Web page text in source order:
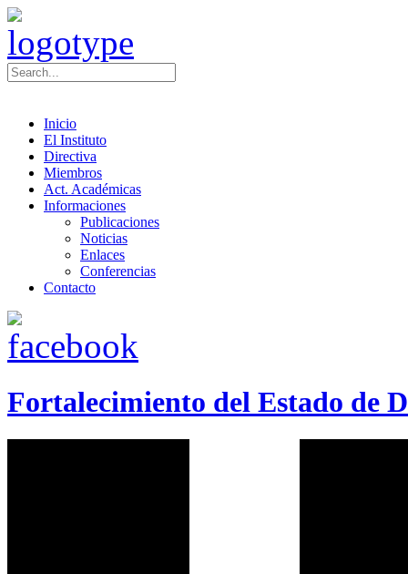
Inicio
El Instituto
Directiva
Miembros
Act. Académicas
Informaciones
Publicaciones
Noticias
Enlaces
Conferencias
Contacto
Fortalecimiento del Estado de